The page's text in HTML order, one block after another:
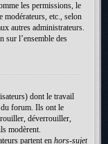
les permissions, le
modérateurs, etc., selon
autres administrateurs.
sur l’ensemble des
dont le travail
forum. Ils ont le
déverrouiller,
modèrent.
partent en hors-sujet